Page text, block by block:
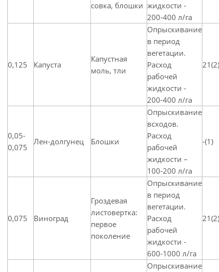
совка, блошки жидкости -
200-400 л/га
0,125 Капуста
Капустная
моль, тли
Опрыскивание
в период
вегетации.
Расход
рабочей
жидкости -
200-400 л/га
21(2)
0,05-
0,075
Лен-долгунец Блошки
Опрыскивание
всходов.
Расход
рабочей
жидкости –
100-200 л/га
-(1)
0,075 Виноград
Гроздевая
листовертка:
первое
поколение
Опрыскивание
в период
вегетации.
Расход
рабочей
жидкости -
600-1000 л/га
21(2)
Опрыскивание